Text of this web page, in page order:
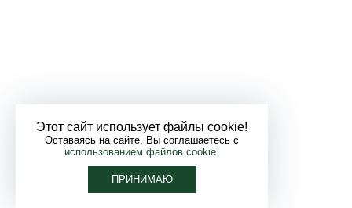
Этот сайт использует файлы cookie!
Оставаясь на сайте, Вы соглашаетесь с
использованием файлов cookie.
ПРИНИМАЮ